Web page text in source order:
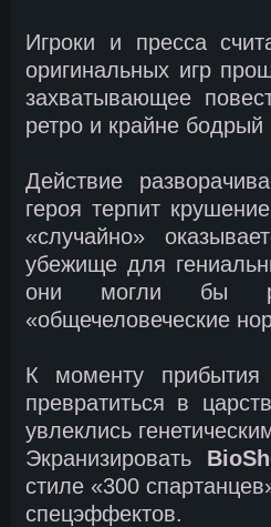
Игроки и пресса
оригинальных игр
захватывающее
ретро и крайне бодрый
Действие
героя терпит
«случайно»
убежище для
они могли бы
«общечеловеческие
К моменту прибытия
превратиться в
увлеклись
Экранизировать
стиле «300
спецэффектов.